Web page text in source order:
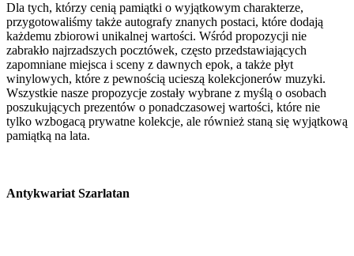
Dla tych, którzy cenią pamiątki o wyjątkowym charakterze,
przygotowaliśmy także autografy znanych postaci, które dodają
każdemu zbiorowi unikalnej wartości. Wśród propozycji nie
zabrakło najrzadszych pocztówek, często przedstawiających
zapomniane miejsca i sceny z dawnych epok, a także płyt
winylowych, które z pewnością ucieszą kolekcjonerów muzyki.
Wszystkie nasze propozycje zostały wybrane z myślą o osobach
poszukujących prezentów o ponadczasowej wartości, które nie
tylko wzbogacą prywatne kolekcje, ale również staną się wyjątkową
pamiątką na lata.
Antykwariat Szarlatan